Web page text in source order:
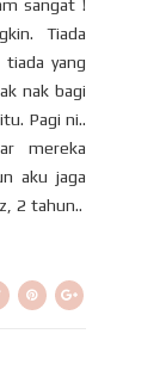
sangat !
Tiada
yang
nak bagi
Pagi ni..
mereka
aku jaga
2 tahun..